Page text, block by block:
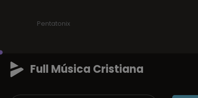
Pentatonix
Full Música Cristiana